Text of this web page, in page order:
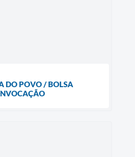
DO POVO / BOLSA